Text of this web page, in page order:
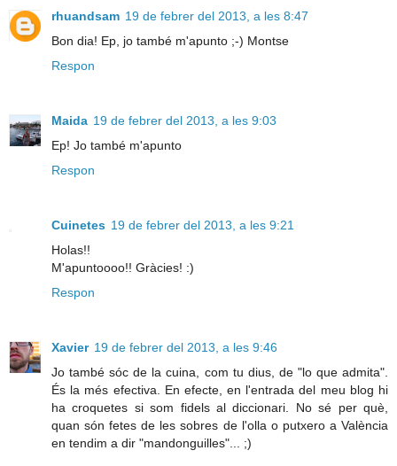
rhuandsam 19 de febrer del 2013, a les 8:47
Bon dia! Ep, jo també m'apunto ;-) Montse
Respon
Maida 19 de febrer del 2013, a les 9:03
Ep! Jo també m'apunto
Respon
Cuinetes 19 de febrer del 2013, a les 9:21
Holas!!
M'apuntoooo!! Gràcies! :)
Respon
Xavier 19 de febrer del 2013, a les 9:46
Jo també sóc de la cuina, com tu dius, de "lo que admita".
És la més efectiva. En efecte, en l'entrada del meu blog hi
ha croquetes si som fidels al diccionari. No sé per què,
quan són fetes de les sobres de l'olla o putxero a València
en tendim a dir "mandonguilles"... ;)